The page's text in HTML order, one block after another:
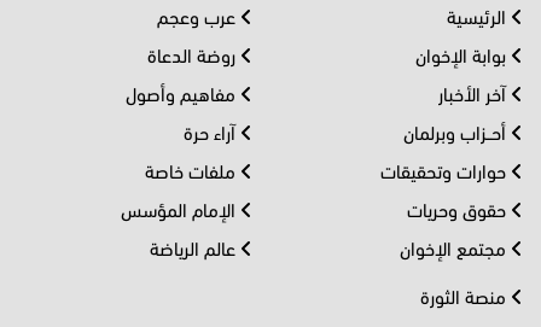
الرئيسية
بوابة الإخوان
آخر الأخبار
أحــزاب وبرلمان
حوارات وتحقيقات
حقوق وحريات
مجتمع الإخوان
عرب وعجم
روضة الدعاة
مفاهيم وأصول
آراء حرة
ملفات خاصة
الإمام المؤسس
عالم الرياضة
منصة الثورة